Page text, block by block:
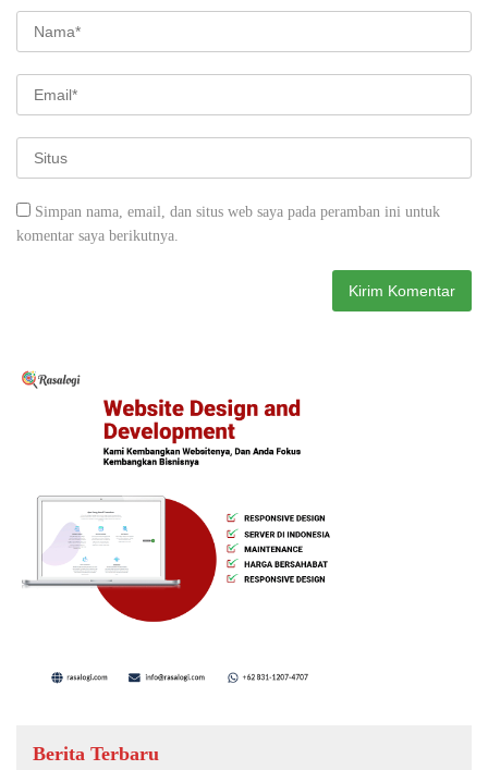
Simpan nama, email, dan situs web saya pada peramban ini untuk
komentar saya berikutnya.
Berita Terbaru